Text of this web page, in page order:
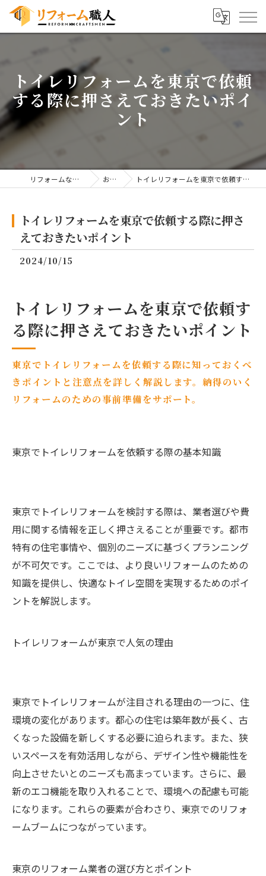
トイレリフォームを東京で依頼
する際に押さえておきたいポイ
ント
リフォームならリフォーム職人 お知らせ トイレリフォームを東京で依頼する際に押さえておきたいポイント
トイレリフォームを東京で依頼する際に押さ
えておきたいポイント
2024/10/15
トイレリフォームを東京で依頼す
る際に押さえておきたいポイント
東京でトイレリフォームを依頼する際に知っておくべ
きポイントと注意点を詳しく解説します。納得のいく
リフォームのための事前準備をサポート。
東京でトイレリフォームを依頼する際の基本知識
東京でトイレリフォームを検討する際は、業者選びや費
用に関する情報を正しく押さえることが重要です。都市
特有の住宅事情や、個別のニーズに基づくプランニング
が不可欠です。ここでは、より良いリフォームのための
知識を提供し、快適なトイレ空間を実現するためのポイ
ントを解説します。
トイレリフォームが東京で人気の理由
東京でトイレリフォームが注目される理由の一つに、住
環境の変化があります。都心の住宅は築年数が長く、古
くなった設備を新しくする必要に迫られます。また、狭
いスペースを有効活用しながら、デザイン性や機能性を
向上させたいとのニーズも高まっています。さらに、最
新のエコ機能を取り入れることで、環境への配慮も可能
になります。これらの要素が合わさり、東京でのリフォ
ームブームにつながっています。
東京のリフォーム業者の選び方とポイント